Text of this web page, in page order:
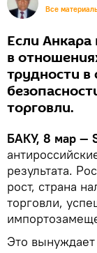
Все
Если
в
трудности в
торговли.
БАКУ, 8 мар —
результата.
рост, страна
торговли,
Это